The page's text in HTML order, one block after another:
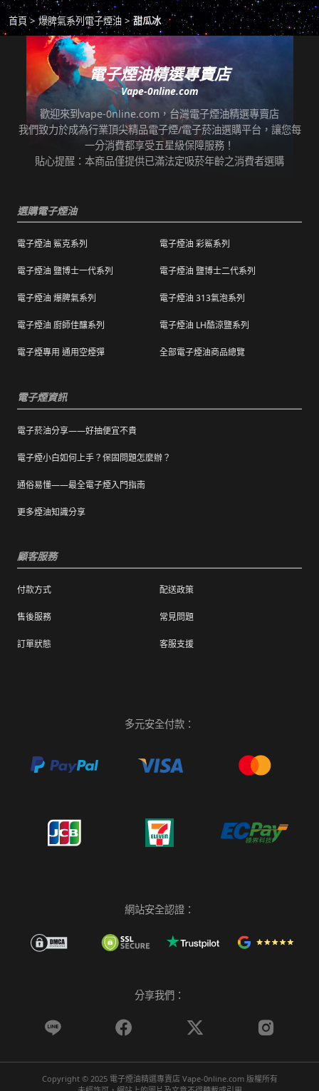
*提示2：至便利店付款並取貨者，請確認您提
交訂單時的暱稱與包裹是否一致，順利付款後
即可取貨。
*提示3：使用超商到店未取貨者，或會影響
「超商取貨信用」而導致無法再次使用超商取
貨服務，請顧客及時前往取貨。
任何運輸配送方式皆有發生延誤之可能，我們
保證訂單成立後會在24小時內出貨，但無法保
證物流配送零機率延遲。
統更新時間，會有所出入）
海外運送：
海外顧客如需訂購，請聯絡客服中心協助海外
商品若有任何瑕疵問題，請拍照/錄影並聯絡本
站客服，以利於退/換貨保固處理。
七天鑑賞期內有任何非人為問題，可免費退/換
貨。超過七天鑑賞期後若要退/換全新未拆封非
瑕疵商品，將收取總金額的20%服務費，並需
自行承擔來回運費。
本站所有商品在運送途中均有可能因為壓力改
變而造成滲漏問題，如發現滲漏，請拍照/錄影
並聯絡客服進行免費退換。有其他疑慮請聯絡
客服。
裝上黏貼紙張或書寫文字。
購買之商品若符合促銷活動（ 如滿減、免運等
有非人為造成的破壞、損毀或不完整的商品瑕
首頁 爆脾氣系列電子煙油 甜瓜冰
電子煙油精選專賣店
Vape-0nline.com
歡迎來到vape-0nline.com，台灣電子煙油精選專賣店
我們致力於成為行業頂尖精品電子煙/電子菸油選購平台，讓您每
一分消費都享受五星級保障服務！
貼心提醒：本商品僅提供已滿法定吸菸年齡之消費者選購
選購電子煙油
電子煙油 鯊克系列 電子煙油 彩鯊系列
電子煙油 鹽博士一代系列 電子煙油 鹽博士二代系列
電子煙油 爆脾氣系列 電子煙油 313氣泡系列
電子煙油 廚師佳釀系列 電子煙油 LH酷涼鹽系列
電子煙專用 通用空煙彈 全部電子煙油商品總覽
電子煙資訊
電子菸油分享——好抽便宜不貴
電子煙小白如何上手？保固問題怎麼辦？
通俗易懂——最全電子煙入門指南
更多煙油知識分享
顧客服務
付款方式 配送政策
售後服務 常見問題
訂單狀態 客服支援
多元安全付款：
網站安全認證：
分享我們：
   
Copyright © 2025 電子煙油精選專賣店 Vape-0nline.com 版權所有